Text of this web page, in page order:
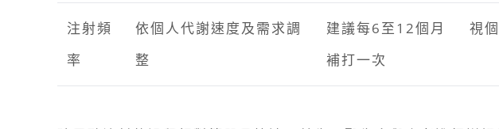
注射頻
率
依個人代謝速度及需求調
整
建議每6至12個月
補打一次
視